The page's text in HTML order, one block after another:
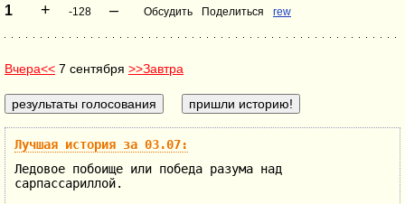
1 + -128 – Обсудить Поделиться rew
Вчера<< 7 сентября >>Завтра
Лучшая история за 03.07:
Ледовое побоище или победа разума над
сарпассариллой.